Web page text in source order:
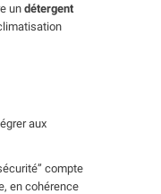
undétergent
aux
compte
en cohérence